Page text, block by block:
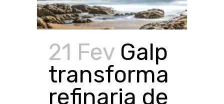
21 Fev Galp
transforma
refinaria de